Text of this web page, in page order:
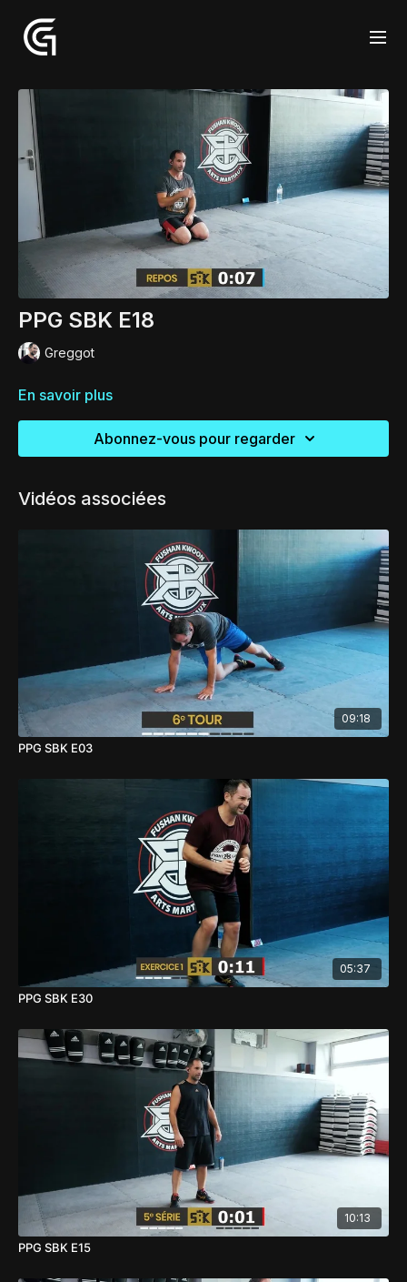
PPG SBK E18
Greggot
En savoir plus
Abonnez-vous pour regarder
Vidéos associées
09:18
PPG SBK E03
05:37
PPG SBK E30
10:13
PPG SBK E15